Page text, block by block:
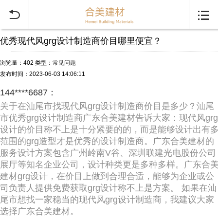
 
优秀现代风grg设计制造商价目哪里便宜？
浏览量：402 类型： 常见问题
发布时间：2023-06-03 14:06:11
144****6687：
关于在汕尾市找现代风grg设计制造商价目是多少？汕尾
市优秀grg设计制造商广东合美建材告诉大家：现代风grg
设计的价目称不上是十分紧要的的，而是能够设计出有
范围的grg造型才是优秀的设计制造商。广东合美建材的
服务设计方案包含广州岭南V谷、深圳联建光电股份公司
展厅等知名企业公司，设计种类更是多种多样。广东合
建材grg设计，在价目上做到合理合适，能够为企业或公
司负责人提供免费获取grg设计称不上是方案。 如果在汕
尾市想找一家稳当的现代风grg设计制造商，我建议大家
选择广东合美建材。